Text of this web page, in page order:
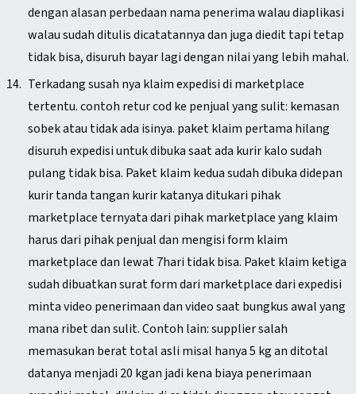
dengan alasan perbedaan nama penerima walau diaplikasi
walau sudah ditulis dicatatannya dan juga diedit tapi tetap
tidak bisa, disuruh bayar lagi dengan nilai yang lebih mahal.
Terkadang susah nya klaim expedisi di marketplace
tertentu. contoh retur cod ke penjual yang sulit: kemasan
sobek atau tidak ada isinya. paket klaim pertama hilang
disuruh expedisi untuk dibuka saat ada kurir kalo sudah
pulang tidak bisa. Paket klaim kedua sudah dibuka didepan
kurir tanda tangan kurir katanya ditukari pihak
marketplace ternyata dari pihak marketplace yang klaim
harus dari pihak penjual dan mengisi form klaim
marketplace dan lewat 7hari tidak bisa. Paket klaim ketiga
sudah dibuatkan surat form dari marketplace dari expedisi
minta video penerimaan dan video saat bungkus awal yang
mana ribet dan sulit. Contoh lain: supplier salah
memasukan berat total asli misal hanya 5 kg an ditotal
datanya menjadi 20 kgan jadi kena biaya penerimaan